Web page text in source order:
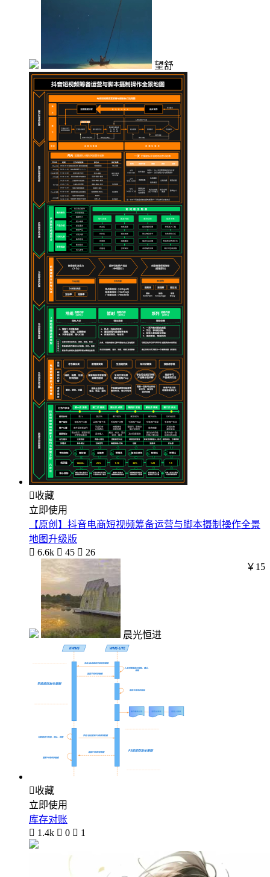
望舒
收藏
立即使用
【原创】抖音电商短视频筹备运营与脚本摄制操作全景
地图升级版
 6.6k  45  26
晨光恒进
￥15
收藏
立即使用
库存对账
 1.4k  0  1